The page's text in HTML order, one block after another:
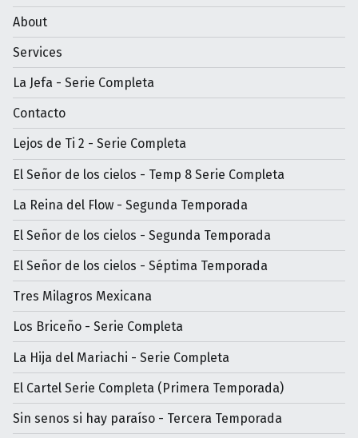
About
Services
La Jefa - Serie Completa
Contacto
Lejos de Ti 2 - Serie Completa
El Señor de los cielos - Temp 8 Serie Completa
La Reina del Flow - Segunda Temporada
El Señor de los cielos - Segunda Temporada
El Señor de los cielos - Séptima Temporada
Tres Milagros Mexicana
Los Briceño - Serie Completa
La Hija del Mariachi - Serie Completa
El Cartel Serie Completa (Primera Temporada)
Sin senos si hay paraíso - Tercera Temporada